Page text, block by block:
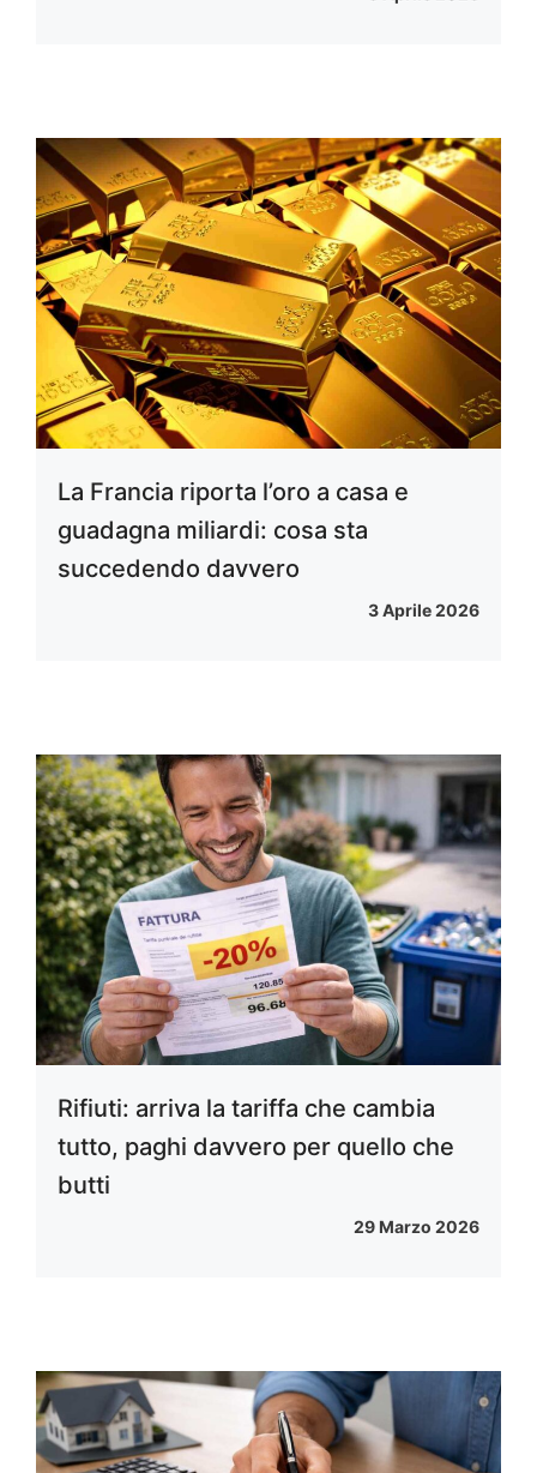
La Francia riporta l’oro a casa e
guadagna miliardi: cosa sta
succedendo davvero
3 Aprile 2026
Rifiuti: arriva la tariffa che cambia
tutto, paghi davvero per quello che
butti
29 Marzo 2026